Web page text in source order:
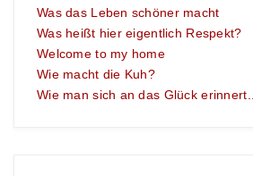
Was das Leben schöner macht
Was heißt hier eigentlich Respekt?
Welcome to my home
Wie macht die Kuh?
Wie man sich an das Glück erinnert...